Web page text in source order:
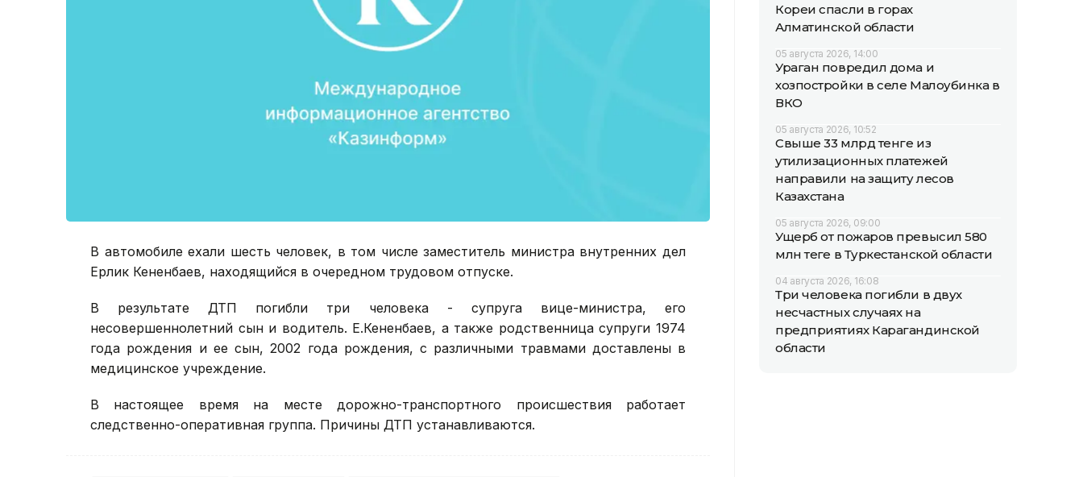
В автомобиле ехали шесть человек, в том числе заместитель министра внутренних дел
Ерлик Кененбаев, находящийся в очередном трудовом отпуске.
В результате ДТП погибли три человека - супруга вице-министра, его
несовершеннолетний сын и водитель. Е.Кененбаев, а также родственница супруги 1974
года рождения и ее сын, 2002 года рождения, с различными травмами доставлены в
медицинское учреждение.
В настоящее время на месте дорожно-транспортного происшествия работает
следственно-оперативная группа. Причины ДТП устанавливаются.
Кореи спасли в горах
Алматинской области
05 августа 2026, 14:00
Ураган повредил дома и
хозпостройки в селе Малоубинка в
ВКО
05 августа 2026, 10:52
Свыше 33 млрд тенге из
утилизационных платежей
направили на защиту лесов
Казахстана
05 августа 2026, 09:00
Ущерб от пожаров превысил 580
млн теңге в Туркестанской области
04 августа 2026, 16:08
Три человека погибли в двух
несчастных случаях на
предприятиях Карагандинской
области